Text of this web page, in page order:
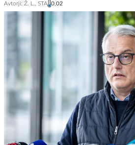
Avtorji: Ž. L., STA 0,02